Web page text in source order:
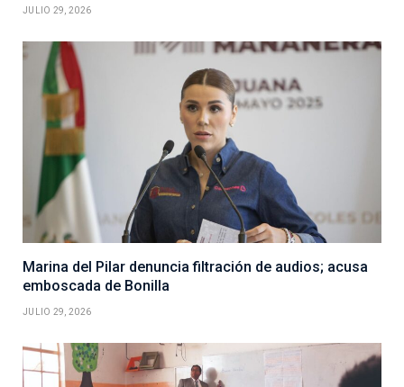
JULIO 29, 2026
Marina del Pilar denuncia filtración de audios; acusa
emboscada de Bonilla
JULIO 29, 2026